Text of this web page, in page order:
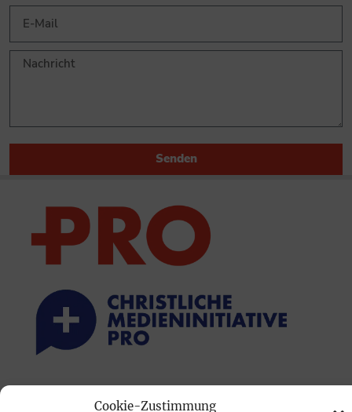
Cookie-Zustimmung
Senden
PRINTAUSGABE